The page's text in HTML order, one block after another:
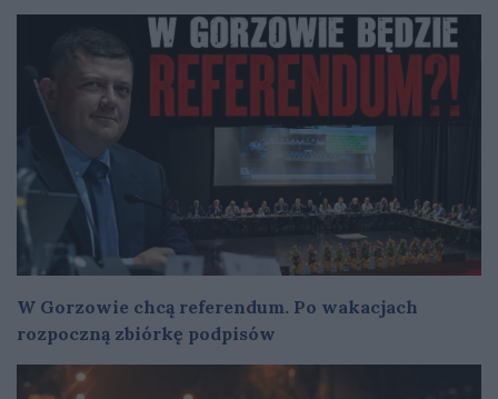
W Gorzowie chcą referendum. Po wakacjach
rozpoczną zbiórkę podpisów